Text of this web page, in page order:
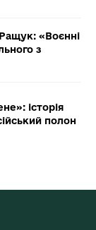
«Воєнні
з
історія
полон